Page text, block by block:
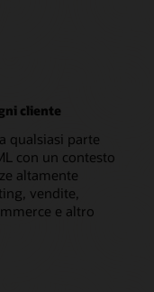
cliente
qualsiasi parte
con un contesto
altamente
vendite,
e altro